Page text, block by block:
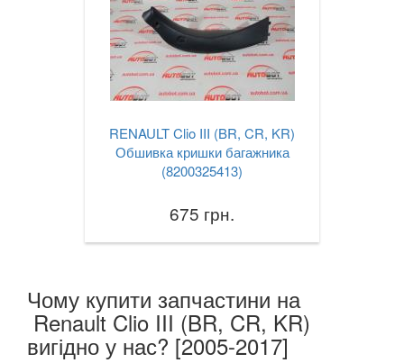
RENAULT Clio III (BR, CR, KR)
Обшивка кришки багажника
(8200325413)
675 грн.
Чому купити запчастини на
Renault Clio III (BR, CR, KR)
вигідно у нас? [2005-2017]